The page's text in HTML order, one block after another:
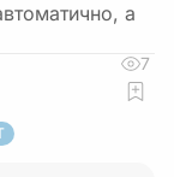
а
7